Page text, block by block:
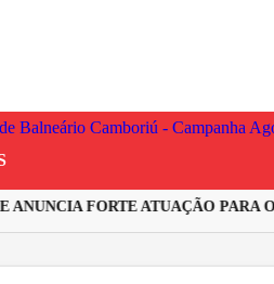
FORTE ATUAÇÃO PARA O